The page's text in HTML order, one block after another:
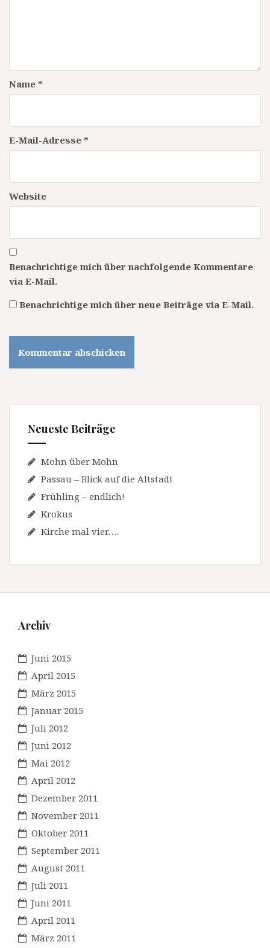
Name *
E-Mail-Adresse *
Website
Benachrichtige mich über nachfolgende Kommentare
via E-Mail.
Benachrichtige mich über neue Beiträge via E-Mail.
Neueste Beiträge
Mohn über Mohn
Passau – Blick auf die Altstadt
Frühling – endlich!
Krokus
Kirche mal vier….
Archiv
Juni 2015
April 2015
März 2015
Januar 2015
Juli 2012
Juni 2012
Mai 2012
April 2012
Dezember 2011
November 2011
Oktober 2011
September 2011
August 2011
Juli 2011
Juni 2011
April 2011
März 2011